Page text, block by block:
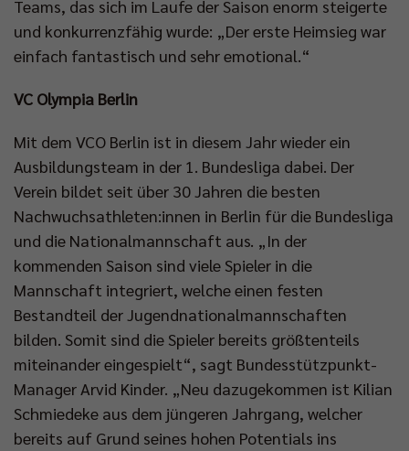
Teams, das sich im Laufe der Saison enorm steigerte
und konkurrenzfähig wurde: „Der erste Heimsieg war
einfach fantastisch und sehr emotional.“
VC Olympia Berlin
Mit dem VCO Berlin ist in diesem Jahr wieder ein
Ausbildungsteam in der 1. Bundesliga dabei. Der
Verein bildet seit über 30 Jahren die besten
Nachwuchsathleten:innen in Berlin für die Bundesliga
und die Nationalmannschaft aus. „In der
kommenden Saison sind viele Spieler in die
Mannschaft integriert, welche einen festen
Bestandteil der Jugendnationalmannschaften
bilden. Somit sind die Spieler bereits größtenteils
miteinander eingespielt“, sagt Bundesstützpunkt-
Manager Arvid Kinder. „Neu dazugekommen ist Kilian
Schmiedeke aus dem jüngeren Jahrgang, welcher
bereits auf Grund seines hohen Potentials ins